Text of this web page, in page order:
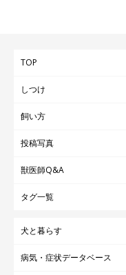
TOP
しつけ
飼い方
投稿写真
獣医師Q&A
タグ一覧
犬と暮らす
病気・症状データベース